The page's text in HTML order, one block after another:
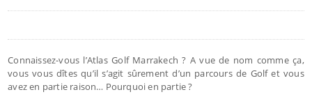
Connaissez-vous l’Atlas Golf Marrakech ? A vue de nom comme ça,
vous vous dîtes qu’il s’agit sûrement d’un parcours de Golf et vous
avez en partie raison… Pourquoi en partie ?